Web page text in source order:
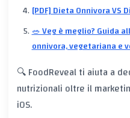
[PDF] Dieta Onnivora VS
🥗 Veg è meglio? Guida
onnivora, vegetariana e
🔍 FoodReveal ti aiuta a
nutrizionali oltre il
iOS.